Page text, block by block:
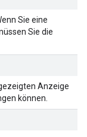
Sie eine
Sie die
Anzeige
können.